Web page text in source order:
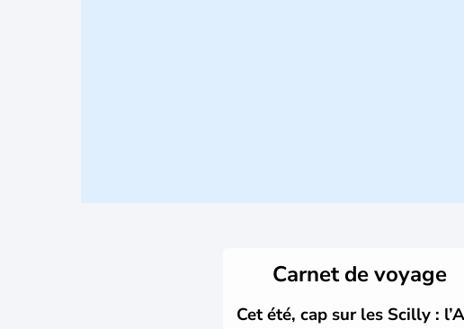
Carnet de voyage
Cet été, cap sur les Scilly :